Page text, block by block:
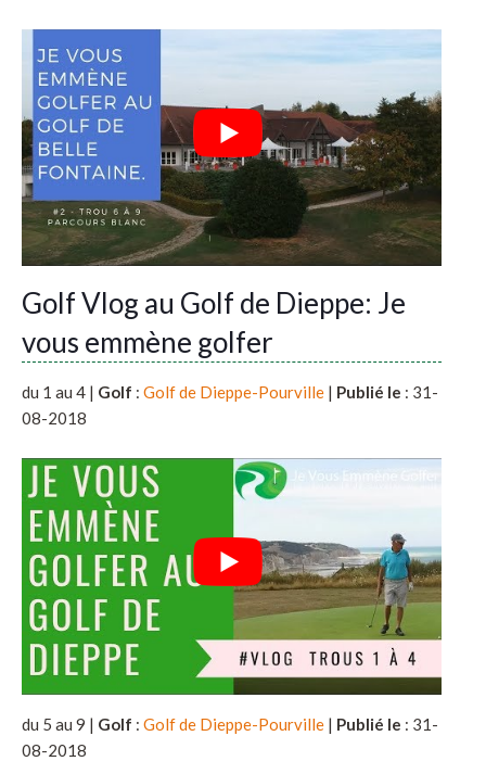
Golf Vlog au Golf de Dieppe: Je
vous emmène golfer
du 1 au 4 | Golf : Golf de Dieppe-Pourville | Publié le : 31-
08-2018
du 5 au 9 | Golf : Golf de Dieppe-Pourville | Publié le : 31-
08-2018